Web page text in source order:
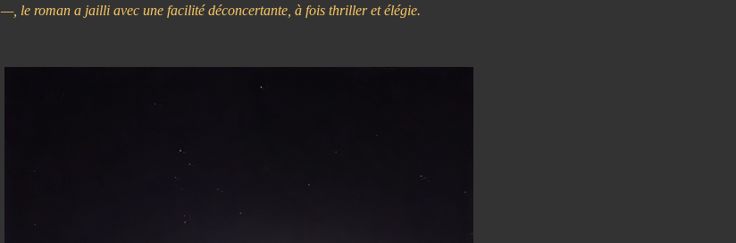
—, le roman a jailli avec une facilité déconcertante, à fois thriller et élégie.